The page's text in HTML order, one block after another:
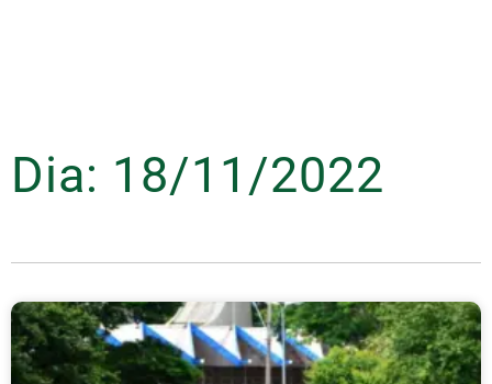
Dia: 18/11/2022